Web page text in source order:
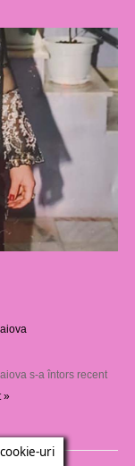
s-a întors recent
»
uri